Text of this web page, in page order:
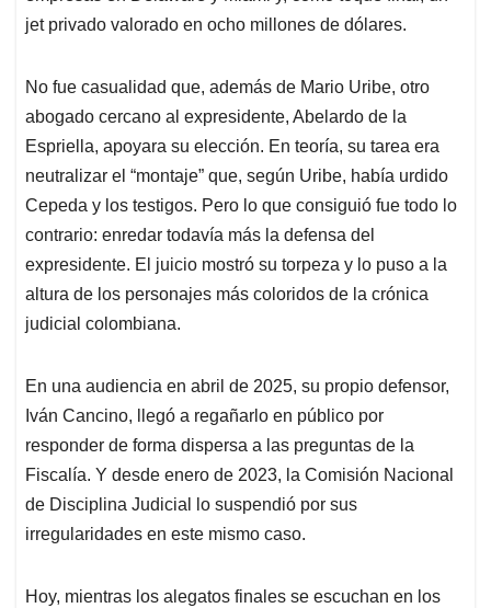
jet privado valorado en ocho millones de dólares.
No fue casualidad que, además de Mario Uribe, otro
abogado cercano al expresidente, Abelardo de la
Espriella, apoyara su elección. En teoría, su tarea era
neutralizar el “montaje” que, según Uribe, había urdido
Cepeda y los testigos. Pero lo que consiguió fue todo lo
contrario: enredar todavía más la defensa del
expresidente. El juicio mostró su torpeza y lo puso a la
altura de los personajes más coloridos de la crónica
judicial colombiana.
En una audiencia en abril de 2025, su propio defensor,
Iván Cancino, llegó a regañarlo en público por
responder de forma dispersa a las preguntas de la
Fiscalía. Y desde enero de 2023, la Comisión Nacional
de Disciplina Judicial lo suspendió por sus
irregularidades en este mismo caso.
Hoy, mientras los alegatos finales se escuchan en los